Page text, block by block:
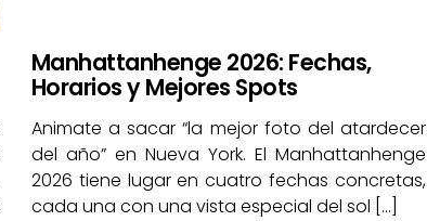
Manhattanhenge 2026: Fechas,
Horarios y Mejores Spots
Animate a sacar “la mejor foto del atardecer
del año” en Nueva York. El Manhattanhenge
2026 tiene lugar en cuatro fechas concretas,
cada una con una vista especial del sol […]